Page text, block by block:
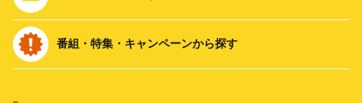
番組・特集・キャンペーンから探す